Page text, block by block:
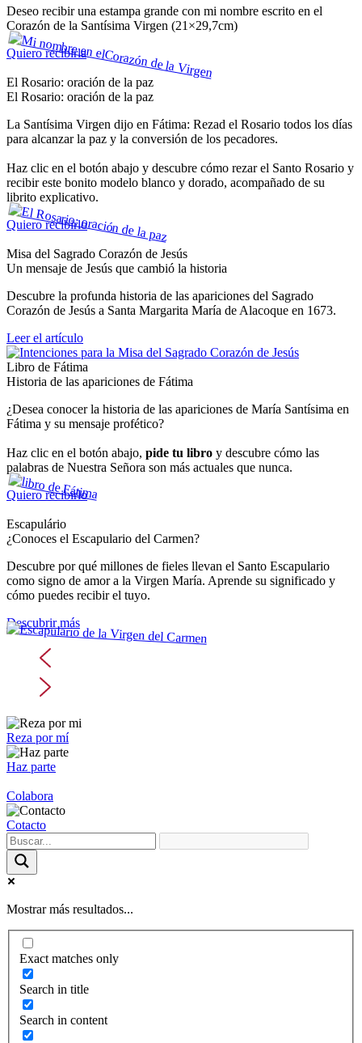
Deseo recibir una estampa grande con mi nombre escrito en el
Corazón de la Santísima Virgen (21×29,7cm)
Quiero recibirla
El Rosario: oración de la paz
El Rosario: oración de la paz
La Santísima Virgen dijo en Fátima: Rezad el Rosario todos los días
para alcanzar la paz y la conversión de los pecadores.
Haz clic en el botón abajo y descubre cómo rezar el Santo Rosario y
recibir este bonito modelo blanco y dorado, acompañado de su
librito explicativo.
Quiero recibirlo
Misa del Sagrado Corazón de Jesús
Un mensaje de Jesús que cambió la historia
Descubre la profunda historia de las apariciones del Sagrado
Corazón de Jesús a Santa Margarita María de Alacoque en 1673.
Leer el artículo
Libro de Fátima
Historia de las apariciones de Fátima
¿Desea conocer la historia de las apariciones de María Santísima en
Fátima y su mensaje profético?
Haz clic en el botón abajo, pide tu libro y descubre cómo las
palabras de Nuestra Señora son más actuales que nunca.
Quiero recibirlo
Escapulário
¿Conoces el Escapulario del Carmen?
Descubre por qué millones de fieles llevan el Santo Escapulario
como signo de amor a la Virgen María. Aprende su significado y
cómo puedes recibir el tuyo.
Descubrir más
Reza por mí
Haz parte
Colabora
Cotacto
Mostrar más resultados...
Exact matches only
Search in title
Search in content